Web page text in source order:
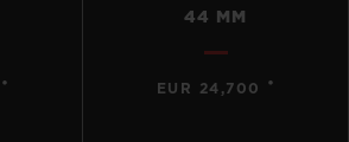
•
44 MM
EUR 24,700 •